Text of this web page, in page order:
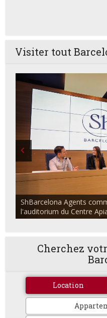
Visiter tout
ShBarcelona Agents
l'auditorium du Centre
Cherchez
Location